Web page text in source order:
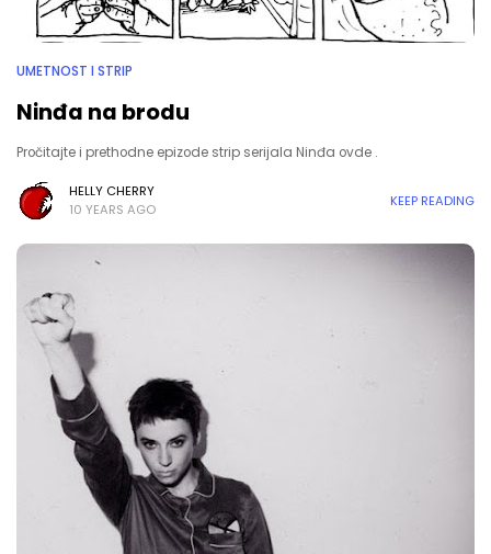
UMETNOST I STRIP
Ninđa na brodu
Pročitajte i prethodne epizode strip serijala Ninđa ovde .
HELLY CHERRY
10 YEARS AGO
KEEP READING